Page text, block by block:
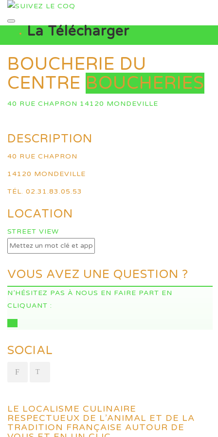
La Télécharger
BOUCHERIE DU
CENTRE BOUCHERIES
40 RUE CHAPRON 14120 MONDEVILLE
DESCRIPTION
40 RUE CHAPRON
14120 MONDEVILLE
TÉL. 02.31.83.05.53
LOCATION
STREET VIEW
VOUS AVEZ UNE QUESTION ?
N’HÉSITEZ PAS À NOUS EN FAIRE PART EN
CLIQUANT :
SOCIAL
LE LOCALISME CULINAIRE
RESPECTUEUX DE L’ANIMAL ET DE LA
TRADITION FRANÇAISE AUTOUR DE